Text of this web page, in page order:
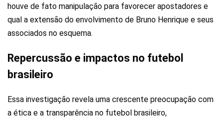
houve de fato manipulação para favorecer apostadores e
qual a extensão do envolvimento de Bruno Henrique e seus
associados no esquema.
Repercussão e impactos no futebol
brasileiro
Essa investigação revela uma crescente preocupação com
a ética e a transparência no futebol brasileiro,